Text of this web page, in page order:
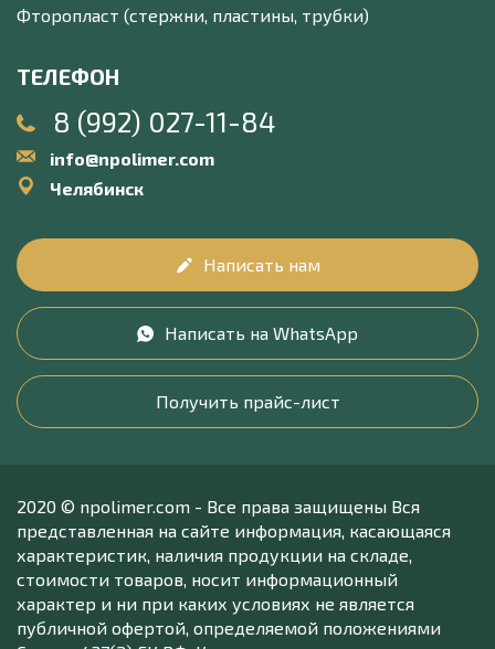
Фторопласт (стержни, пластины, трубки)
ТЕЛЕФОН
8 (992) 027-11-84
info@npolimer.com
Челябинск
Написать нам
Написать на WhatsApp
Получить прайс-лист
2020 © npolimer.com - Все права защищены Вся
представленная на сайте информация, касающаяся
характеристик, наличия продукции на складе,
стоимости товаров, носит информационный
характер и ни при каких условиях не является
публичной офертой, определяемой положениями